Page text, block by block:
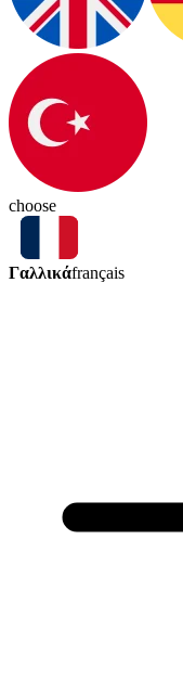
choose
Γαλλικάfrançais